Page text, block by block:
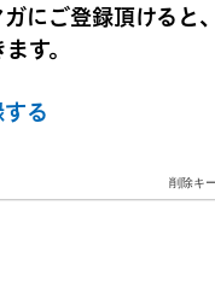
にご登録頂けると
す。
る
削除キ